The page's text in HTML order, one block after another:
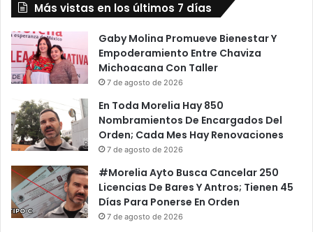
Más vistas en los últimos 7 días
Gaby Molina Promueve Bienestar Y
Empoderamiento Entre Chaviza
Michoacana Con Taller
7 de agosto de 2026
En Toda Morelia Hay 850
Nombramientos De Encargados Del
Orden; Cada Mes Hay Renovaciones
7 de agosto de 2026
#Morelia Ayto Busca Cancelar 250
Licencias De Bares Y Antros; Tienen 45
Días Para Ponerse En Orden
7 de agosto de 2026